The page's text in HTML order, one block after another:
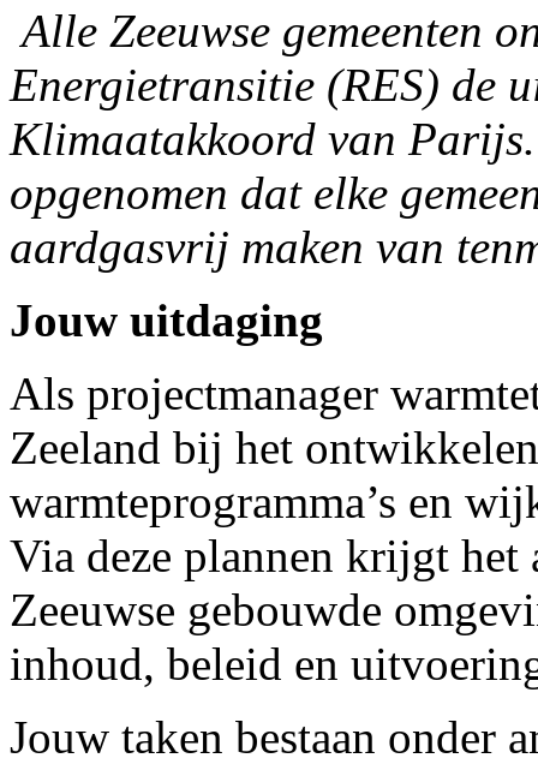
Alle Zeeuwse gemeenten
Energietransitie (RES) de
Klimaatakkoord van
opgenomen dat elke
aardgasvrij maken van
Jouw uitdaging
Als projectmanager
Zeeland bij het
warmteprogramma’s en
Via deze plannen krijgt het
Zeeuwse gebouwde
inhoud, beleid en
Jouw taken bestaan onder